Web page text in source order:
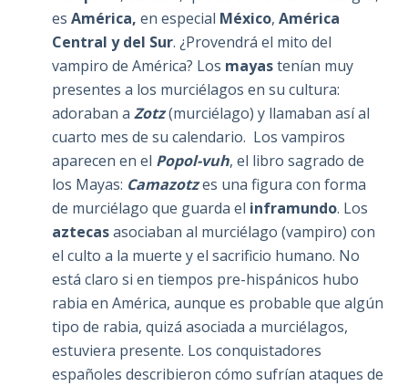
es América, en especial México, América
Central y del Sur. ¿Provendrá el mito del
vampiro de América? Los mayastenían muy
presentes a los murciélagos en su cultura:
adoraban a Zotz(murciélago) y llamaban así al
cuarto mes de su calendario. Los vampiros
aparecen en el Popol-vuh, el libro sagrado de
los Mayas: Camazotzes una figura con forma
de murciélago que guarda el inframundo. Los
aztecasasociaban al murciélago (vampiro) con
el culto a la muerte y el sacrificio humano. No
está claro si en tiempos pre-hispánicos hubo
rabia en América, aunque es probable que algún
tipo de rabia, quizá asociada a murciélagos,
estuviera presente. Los conquistadores
españoles describieron cómo sufrían ataques de